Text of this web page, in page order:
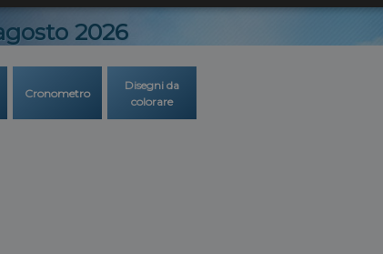
2026
Cronometro
Disegni da
colorare